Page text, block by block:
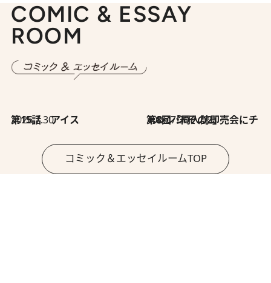
COMIC & ESSAY
ROOM
2026.7.30
第15話 アイス 2026.7.30
第8回「同人誌即売会にチャレンジ その2」
コミック＆エッセイルームTOP